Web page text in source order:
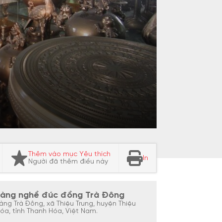
Thêm vào mục Yêu thích
Người đã thêm điều này
In
nghề đúc đồng Trà Đông
Trà Đông, xã Thiệu Trung, huyện Thiệu
tỉnh Thanh Hóa, Việt Nam.